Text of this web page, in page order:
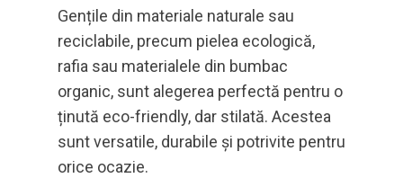
Gențile din materiale naturale sau
reciclabile, precum pielea ecologică,
rafia sau materialele din bumbac
organic, sunt alegerea perfectă pentru o
ținută eco-friendly, dar stilată. Acestea
sunt versatile, durabile și potrivite pentru
orice ocazie.